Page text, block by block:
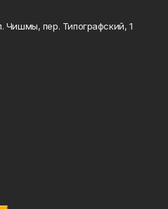
Чишмы, пер. Типографский, 1